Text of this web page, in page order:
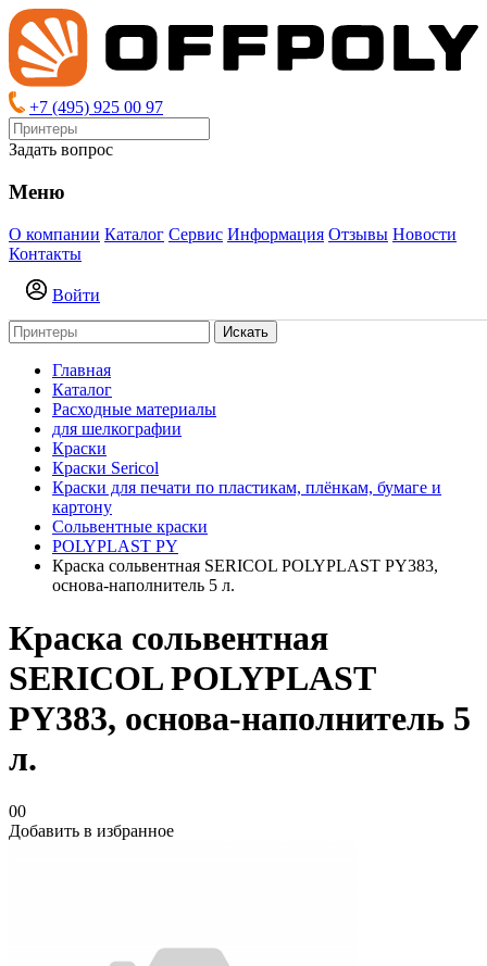
+7 (495) 925 00 97
Задать вопрос
Меню
О компании Каталог Сервис Информация Отзывы Новости
Контакты
Войти
Искать
Главная
Каталог
Расходные материалы
для шелкографии
Краски
Краски Sericol
Краски для печати по пластикам, плёнкам, бумаге и
картону
Сольвентные краски
POLYPLAST PY
Краска сольвентная SERICOL POLYPLAST PY383,
основа-наполнитель 5 л.
Краска сольвентная
SERICOL POLYPLAST
PY383, основа-наполнитель 5
л.
00
Добавить в избранное